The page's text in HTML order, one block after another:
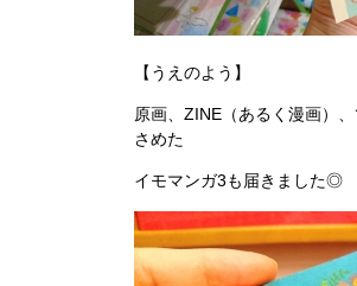
【うえのよう】
原画、ZINE（あるく漫画）
さめた
イモマンガ3も届きました◎